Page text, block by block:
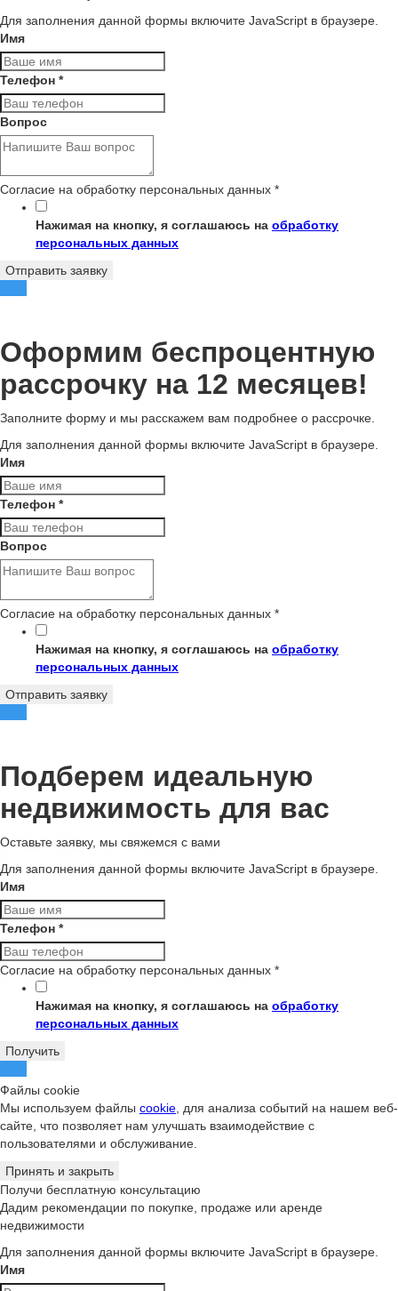
Для заполнения данной формы включите JavaScript в браузере.
Имя
Телефон *
Вопрос
Согласие на обработку персональных данных *
Нажимая на кнопку, я соглашаюсь на обработку
персональных данных
Отправить заявку
Оформим беспроцентную
рассрочку на 12 месяцев!
Заполните форму и мы расскажем вам подробнее о рассрочке.
Для заполнения данной формы включите JavaScript в браузере.
Имя
Телефон *
Вопрос
Согласие на обработку персональных данных *
Нажимая на кнопку, я соглашаюсь на обработку
персональных данных
Отправить заявку
Подберем идеальную
недвижимость для вас
Оставьте заявку, мы свяжемся с вами
Для заполнения данной формы включите JavaScript в браузере.
Имя
Телефон *
Согласие на обработку персональных данных *
Нажимая на кнопку, я соглашаюсь на обработку
персональных данных
Получить
Файлы cookie
Мы используем файлы cookie, для анализа событий на нашем веб-
сайте, что позволяет нам улучшать взаимодействие с
пользователями и обслуживание.
Принять и закрыть
Получи бесплатную консультацию
Дадим рекомендации по покупке, продаже или аренде
недвижимости
Для заполнения данной формы включите JavaScript в браузере.
Имя